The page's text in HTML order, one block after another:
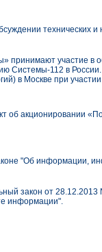
технических и
принимают участие в
Системы-112 в
в Москве при
об акционировании
"Об информации,
закон от
информации".